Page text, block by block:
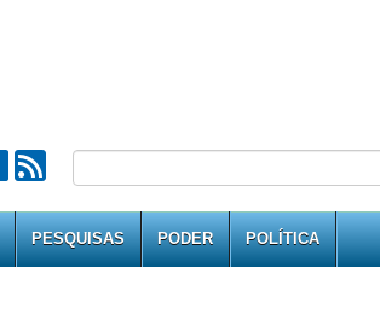
PESQUISAS PODER POLÍTICA